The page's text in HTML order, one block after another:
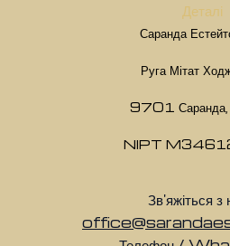
Деталі
Саранда
Руга Мітат
9701 Саранда,
NIPT
Зв'яжіться з